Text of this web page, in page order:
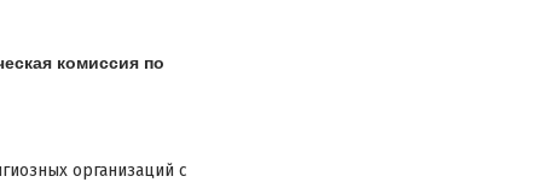
комиссия по
организаций с